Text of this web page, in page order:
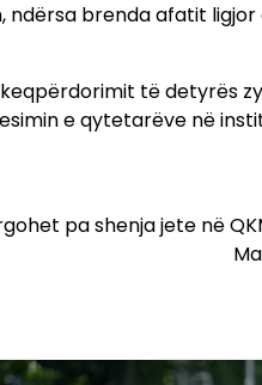
ndërsa brenda afatit ligjor
të detyrës
e qytetarëve në
pa shenja jete në